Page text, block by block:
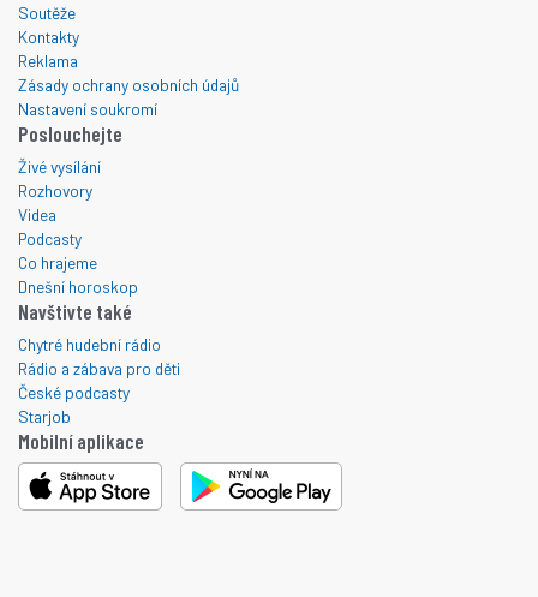
Soutěže
Kontakty
Reklama
Zásady ochrany osobních údajů
Nastavení soukromí
Poslouchejte
Živé vysílání
Rozhovory
Videa
Podcasty
Co hrajeme
Dnešní horoskop
Navštivte také
Chytré hudební rádio
Rádio a zábava pro děti
České podcasty
Starjob
Mobilní aplikace